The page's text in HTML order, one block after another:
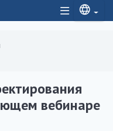
вебинаре